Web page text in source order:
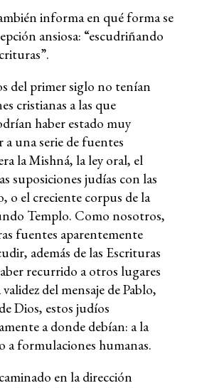
informa en qué forma se
ansiosa: “escudriñando
del primer siglo no tenían
cristianas a las que
haber estado muy
una serie de fuentes
la Mishná, la ley oral, el
suposiciones judías con las
o el creciente corpus de la
Templo. Como nosotros,
fuentes aparentemente
además de las Escrituras
recurrido a otros lugares
del mensaje de Pablo,
Dios, estos judíos
a donde debían: a la
a formulaciones humanas.
en la dirección